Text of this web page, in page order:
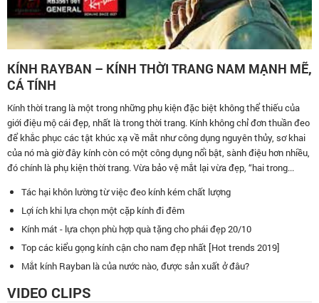
KÍNH RAYBAN – KÍNH THỜI TRANG NAM MẠNH MẼ,
CÁ TÍNH
Kính thời trang là một trong những phụ kiện đặc biệt không thể thiếu của
giới điệu mộ cái đẹp, nhất là trong thời trang. Kính không chỉ đơn thuần đeo
để khắc phục các tật khúc xạ về mắt như công dụng nguyên thủy, sơ khai
của nó mà giờ đây kính còn có một công dụng nổi bật, sành điệu hơn nhiều,
đó chính là phụ kiện thời trang. Vừa bảo vệ mắt lại vừa đẹp, “hai trong...
Tác hại khôn lường từ việc đeo kính kém chất lượng
Lợi ích khi lựa chọn một cặp kính đi đêm
Kính mát - lựa chọn phù hợp quà tặng cho phái đẹp 20/10
Top các kiểu gọng kính cận cho nam đẹp nhất [Hot trends 2019]
Mắt kính Rayban là của nước nào, được sản xuất ở đâu?
VIDEO CLIPS